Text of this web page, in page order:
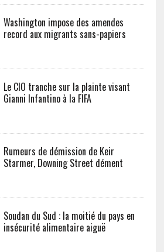
Washington impose des amendes
record aux migrants sans-papiers
Le CIO tranche sur la plainte visant
Gianni Infantino à la FIFA
Rumeurs de démission de Keir
Starmer, Downing Street dément
Soudan du Sud : la moitié du pays en
insécurité alimentaire aiguë